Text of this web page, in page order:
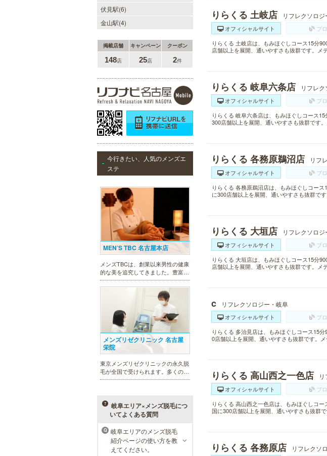
伏見駅(6)
金山駅(4)
掲載店舗 キャンペーン クーポン
148店 25店 2件
今行きたい、人気のメンズエ
ステ
MEN’S TBC 名古屋本店
メンズTBCは、創業以来男性の健康
的な美を追究してきました。豊富な
脱毛メニューを始め、フェイシャル
ケア、下腹引き締め等、各種お得な
体験コースを取り揃えています。選
べる種類の多さで初めての方も安心
です。
メンズリゼクリニック 名古屋
栄院
東京メンズリゼクリニックの永久脱
毛が全国で受けられます。多くの男
性患者様にご支持頂き、新宿1院か
展開するクリニックになりました。
ラ・パルレ 名古屋本店
岐阜エリア×メンズ脱毛につ
いてよくある質問
Q
岐阜エリアのメンズ脱毛
紹介ページの使い方を教
えてください。
りらくる 土岐店 リフレクソロ
オフィシャルサイト
ブ
りらくる 土岐店は、もみほぐしコース15分
店舗以上を展開、通いやすさも抜群です。メ
りらくる 岐阜六条店 リフレ
オフィシャルサイト
ブ
りらくる 岐阜六条店は、もみほぐしコース
300店舗以上を展開、通いやすさも抜群です。
りらくる 各務原鵜沼店 リフ
オフィシャルサイト
ブ
りらくる 各務原鵜沼店は、もみほぐしコー
に300店舗以上を展開、通いやすさも抜群です
りらくる 大垣店 リフレクソロ
オフィシャルサイト
ブ
りらくる 大垣店は、もみほぐしコース15分
店舗以上を展開、通いやすさも抜群です。メ
c リフレクソロジー・岐阜
オフィシャルサイト
ブ
りらくる 多治見店は、もみほぐしコース15
0店舗以上を展開、通いやすさも抜群です。メ
りらくる 高山西之一色店
オフィシャルサイト
ブ
りらくる 高山西之一色店は、もみほぐしコ
国に300店舗以上を展開、通いやすさも抜群で
りらくる 各務原店 リフレクソ